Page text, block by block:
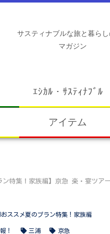
サスティナブルな旅と暮らし
マガジン
ｴｼｶﾙ・ｻｽﾃｨﾅﾌﾞﾙ
アイテム
ン特集！家族編】京急 楽・宴ツ
おススメ夏のプラン特集！家族編
！ 三浦 京急